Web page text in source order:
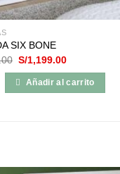
SIX BONE
El
precio
original
era:
S/1,199.00El
actual
es:
Añadir al carrito